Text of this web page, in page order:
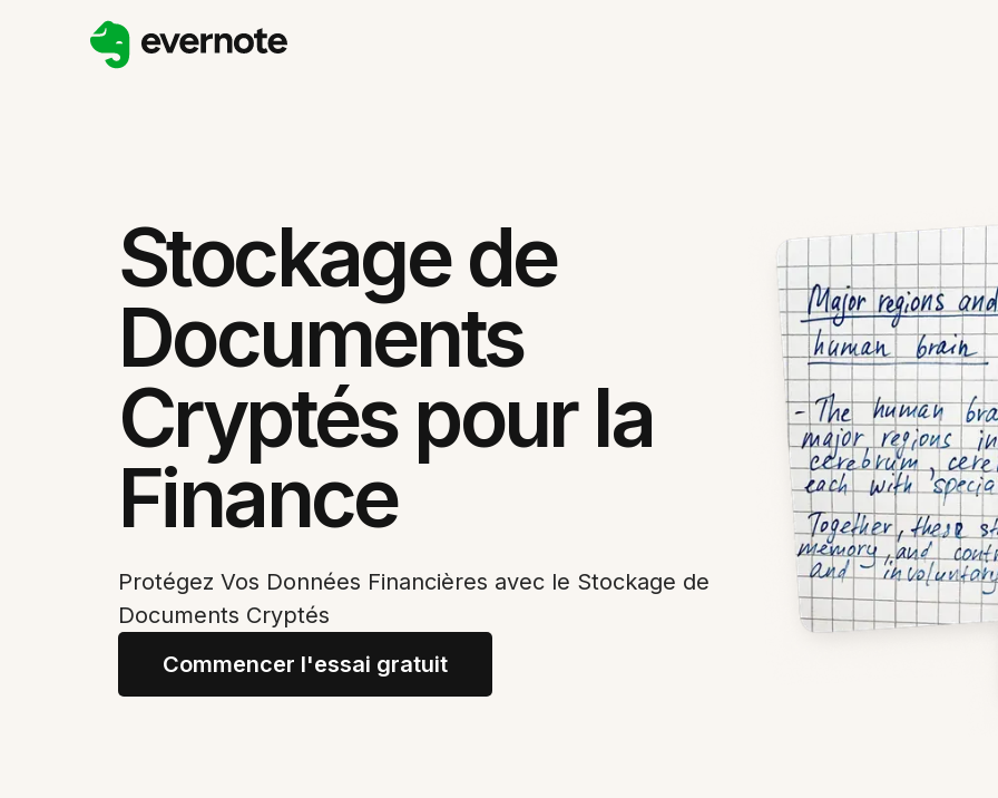
Stockage de
Documents
Cryptés pour la
Finance
Protégez Vos Données Financières avec le Stockage de
Documents Cryptés
Commencer l'essai gratuit